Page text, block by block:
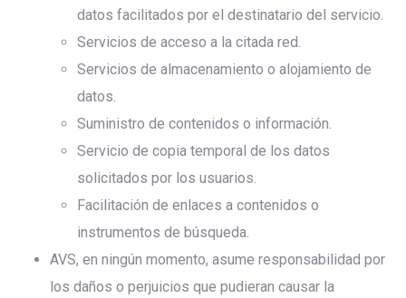
datos facilitados por el destinatario del servicio.
Servicios de acceso a la citada red.
Servicios de almacenamiento o alojamiento de
datos.
Suministro de contenidos o información.
Servicio de copia temporal de los datos
solicitados por los usuarios.
Facilitación de enlaces a contenidos o
instrumentos de búsqueda.
AVS, en ningún momento, asume responsabilidad por
los daños o perjuicios que pudieran causar la